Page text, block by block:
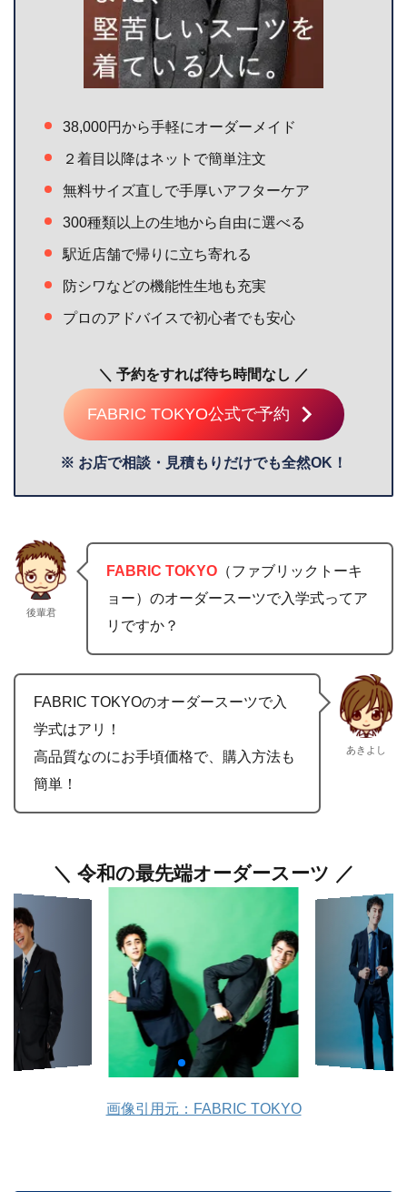
38,000円から手軽にオーダーメイド
２着目以降はネットで簡単注文
無料サイズ直しで手厚いアフターケア
300種類以上の生地から自由に選べる
駅近店舗で帰りに立ち寄れる
防シワなどの機能性生地も充実
プロのアドバイスで初心者でも安心
＼ 予約をすれば待ち時間なし ／
FABRIC TOKYO公式で予約
※ お店で相談・見積もりだけでも全然OK！
後輩君
FABRIC TOKYO （ファブリックトーキ
ョー）のオーダースーツで入学式ってア
リですか？
FABRIC TOKYOのオーダースーツで入
学式はアリ！
高品質なのにお手頃価格で、購入方法も
簡単！
あきよし
＼ 令和の最先端オーダースーツ ／
画像引用元：FABRIC TOKYO